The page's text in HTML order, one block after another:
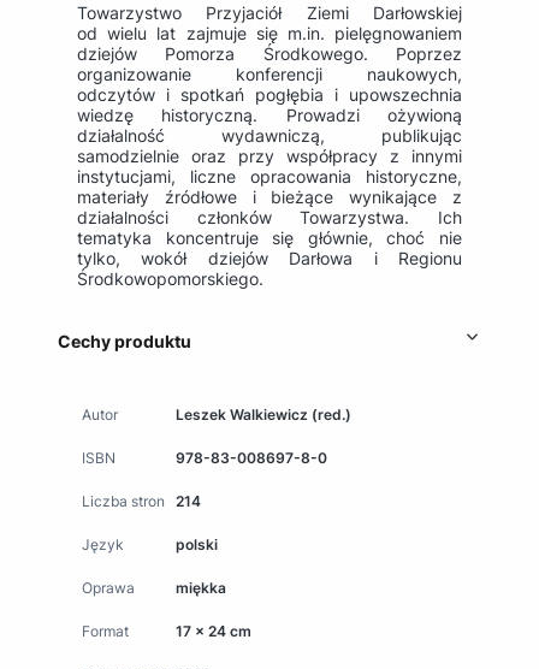
Towarzystwo Przyjaciół Ziemi Darłowskiej
od wielu lat zajmuje się m.in. pielęgnowaniem
dziejów Pomorza Środkowego. Poprzez
organizowanie konferencji naukowych,
odczytów i spotkań pogłębia i upowszechnia
wiedzę historyczną. Prowadzi ożywioną
działalność wydawniczą, publikując
samodzielnie oraz przy współpracy z innymi
instytucjami, liczne opracowania historyczne,
materiały źródłowe i bieżące wynikające z
działalności członków Towarzystwa. Ich
tematyka koncentruje się głównie, choć nie
tylko, wokół dziejów Darłowa i Regionu
Środkowopomorskiego.
Cechy produktu
Autor Leszek Walkiewicz (red.)
ISBN 978-83-008697-8-0
Liczba stron 214
Język polski
Oprawa miękka
Format 17 x 24 cm